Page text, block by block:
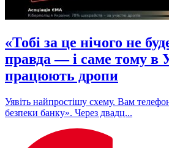
«Тобі за це нічого не
правда — і саме тому в
працюють дропи
Уявіть найпростішу схему. Вам
безпеки банку». Через двадц...